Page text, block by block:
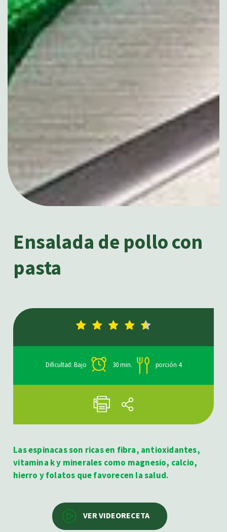
Ensalada de pollo con
pasta
Dificultad: Bajo 30 min. porción 4
Las espinacas son ricas en fibra, antioxidantes,
vitamina k y minerales como magnesio, calcio,
hierro y folatos que favorecen la salud.
VER VIDEORECETA